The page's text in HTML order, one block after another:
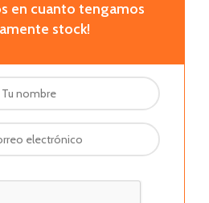
en cuanto tengamos
stock!